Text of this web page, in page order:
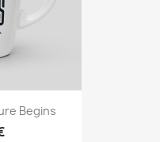
Begins